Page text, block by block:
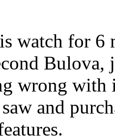
watch for 6
Bulova,
wrong with
and